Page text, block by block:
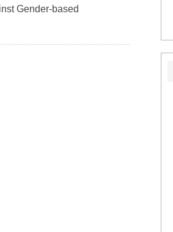
Gender-based